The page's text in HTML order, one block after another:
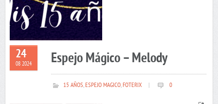
24
08 2024 Espejo Mágico – Melody
15 AÑOS,ESPEJO MAGICO,FOTERIX 0